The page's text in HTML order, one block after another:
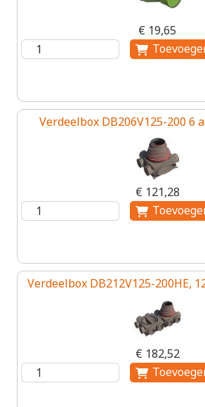
€ 19,65
Verdeelbox DB206V125-200 6
€ 121,28
Verdeelbox DB212V125-200HE,
€ 182,52